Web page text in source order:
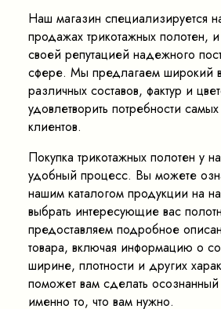
Наш магазин специализируется
продажах трикотажных полотен,
своей репутацией надежного
сфере. Мы предлагаем широкий
различных составов, фактур и
удовлетворить потребности
клиентов.
Покупка трикотажных полотен у
удобный процесс. Вы можете
нашим каталогом продукции на
выбрать интересующие вас
предоставляем подробное
товара, включая информацию о
ширине, плотности и других
поможет вам сделать осознанный
именно то, что вам нужно.